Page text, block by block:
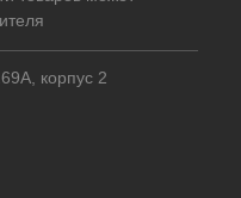
корпус 2